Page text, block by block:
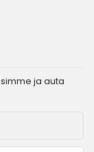
ja auta